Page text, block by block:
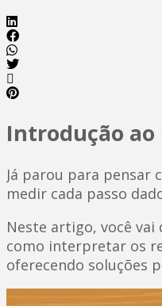
Introdução ao
Já parou para pensar
medir cada passo
Neste artigo, você
como interpretar os
oferecendo soluções